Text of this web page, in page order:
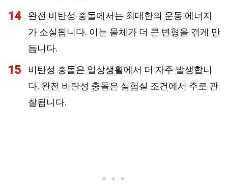
14
완전 비탄성 충돌에서는 최대한의 운동 에너지
가 소실됩니다. 이는 물체가 더 큰 변형을 겪게 만
듭니다.
15
비탄성 충돌은 일상생활에서 더 자주 발생합니
다. 완전 비탄성 충돌은 실험실 조건에서 주로 관
찰됩니다.